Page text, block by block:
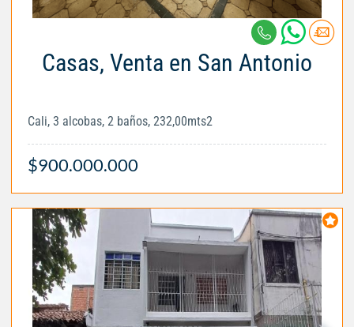
Casas, Venta en San Antonio
Cali, 3 alcobas, 2 baños, 232,00mts2
$900.000.000